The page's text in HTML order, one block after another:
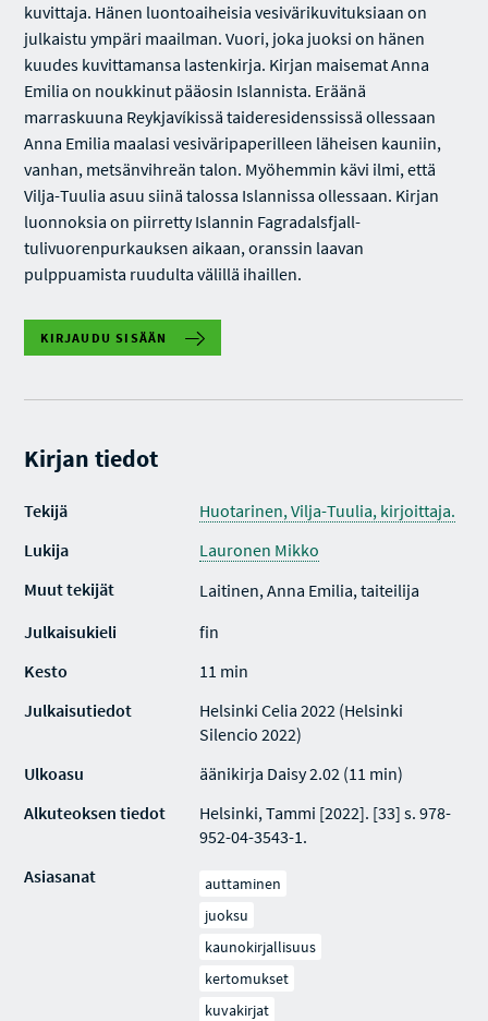
kuvittaja. Hänen luontoaiheisia vesivärikuvituksiaan on
julkaistu ympäri maailman. Vuori, joka juoksi on hänen
kuudes kuvittamansa lastenkirja. Kirjan maisemat Anna
Emilia on noukkinut pääosin Islannista. Eräänä
marraskuuna Reykjavíkissä taideresidenssissä ollessaan
Anna Emilia maalasi vesiväripaperilleen läheisen kauniin,
vanhan, metsänvihreän talon. Myöhemmin kävi ilmi, että
Vilja-Tuulia asuu siinä talossa Islannissa ollessaan. Kirjan
luonnoksia on piirretty Islannin Fagradalsfjall-
tulivuorenpurkauksen aikaan, oranssin laavan
pulppuamista ruudulta välillä ihaillen.
KIRJAUDU SISÄÄN
Kirjan tiedot
Tekijä
Huotarinen, Vilja-Tuulia, kirjoittaja.
Lukija
Lauronen Mikko
Muut tekijät
Laitinen, Anna Emilia, taiteilija
Julkaisukieli
fin
Kesto
11 min
Julkaisutiedot
Helsinki Celia 2022 (Helsinki
Silencio 2022)
Ulkoasu
äänikirja Daisy 2.02 (11 min)
Alkuteoksen tiedot
Helsinki, Tammi [2022]. [33] s. 978-
952-04-3543-1.
Asiasanat
auttaminen
juoksu
kaunokirjallisuus
kertomukset
kuvakirjat